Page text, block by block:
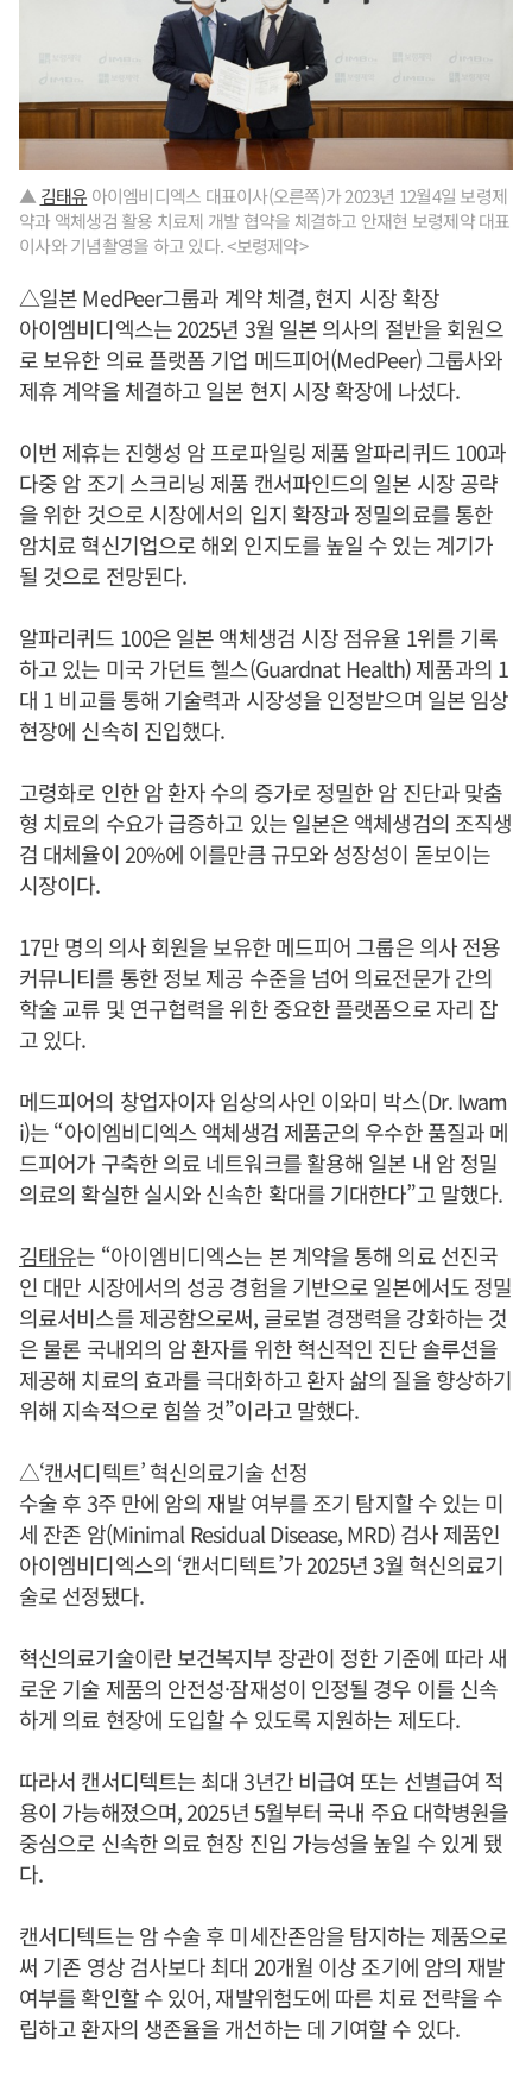
▲김태유 아이엠비디엑스 대표이사(오른쪽)가 2023년 12월4일 보령제
약과 액체생검 활용 치료제 개발 협약을 체결하고 안재현 보령제약 대표
이사와 기념촬영을 하고 있다. <보령제약>
△일본 MedPeer그룹과 계약 체결, 현지 시장 확장
아이엠비디엑스는 2025년 3월 일본 의사의 절반을 회원으
로 보유한 의료 플랫폼 기업 메드피어(MedPeer) 그룹사와
제휴 계약을 체결하고 일본 현지 시장 확장에 나섰다.
이번 제휴는 진행성 암 프로파일링 제품 알파리퀴드 100과
다중 암 조기 스크리닝 제품 캔서파인드의 일본 시장 공략
을 위한 것으로 시장에서의 입지 확장과 정밀의료를 통한
암치료 혁신기업으로 해외 인지도를 높일 수 있는 계기가
될 것으로 전망된다.
알파리퀴드 100은 일본 액체생검 시장 점유율 1위를 기록
하고 있는 미국 가던트 헬스(Guardnat Health) 제품과의 1
대 1 비교를 통해 기술력과 시장성을 인정받으며 일본 임상
현장에 신속히 진입했다.
고령화로 인한 암 환자 수의 증가로 정밀한 암 진단과 맞춤
형 치료의 수요가 급증하고 있는 일본은 액체생검의 조직생
검 대체율이 20%에 이를만큼 규모와 성장성이 돋보이는
시장이다.
17만 명의 의사 회원을 보유한 메드피어 그룹은 의사 전용
커뮤니티를 통한 정보 제공 수준을 넘어 의료전문가 간의
학술 교류 및 연구협력을 위한 중요한 플랫폼으로 자리 잡
고 있다.
메드피어의 창업자이자 임상의사인 이와미 박스(Dr. Iwam
i)는 “아이엠비디엑스 액체생검 제품군의 우수한 품질과 메
드피어가 구축한 의료 네트워크를 활용해 일본 내 암 정밀
의료의 확실한 실시와 신속한 확대를 기대한다”고 말했다.
김태유는 “아이엠비디엑스는 본 계약을 통해 의료 선진국
인 대만 시장에서의 성공 경험을 기반으로 일본에서도 정밀
의료서비스를 제공함으로써, 글로벌 경쟁력을 강화하는 것
은 물론 국내외의 암 환자를 위한 혁신적인 진단 솔루션을
제공해 치료의 효과를 극대화하고 환자 삶의 질을 향상하기
위해 지속적으로 힘쓸 것”이라고 말했다.
△‘캔서디텍트’ 혁신의료기술 선정
수술 후 3주 만에 암의 재발 여부를 조기 탐지할 수 있는 미
세 잔존 암(Minimal Residual Disease, MRD) 검사 제품인
아이엠비디엑스의 ‘캔서디텍트’가 2025년 3월 혁신의료기
술로 선정됐다.
혁신의료기술이란 보건복지부 장관이 정한 기준에 따라 새
로운 기술 제품의 안전성·잠재성이 인정될 경우 이를 신속
하게 의료 현장에 도입할 수 있도록 지원하는 제도다.
따라서 캔서디텍트는 최대 3년간 비급여 또는 선별급여 적
용이 가능해졌으며, 2025년 5월부터 국내 주요 대학병원을
중심으로 신속한 의료 현장 진입 가능성을 높일 수 있게 됐
다.
캔서디텍트는 암 수술 후 미세잔존암을 탐지하는 제품으로
써 기존 영상 검사보다 최대 20개월 이상 조기에 암의 재발
여부를 확인할 수 있어, 재발위험도에 따른 치료 전략을 수
립하고 환자의 생존율을 개선하는 데 기여할 수 있다.